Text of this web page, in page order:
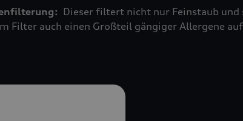
Dieser filtert nicht nur Feinstaub und
Filter auch einen Großteil gängiger Allergene